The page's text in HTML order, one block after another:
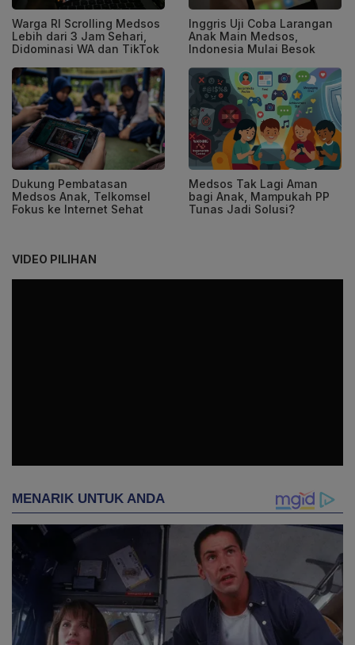
Warga RI Scrolling Medsos
Lebih dari 3 Jam Sehari,
Didominasi WA dan TikTok
Inggris Uji Coba Larangan
Anak Main Medsos,
Indonesia Mulai Besok
Dukung Pembatasan
Medsos Anak, Telkomsel
Fokus ke Internet Sehat
Medsos Tak Lagi Aman
bagi Anak, Mampukah PP
Tunas Jadi Solusi?
VIDEO PILIHAN